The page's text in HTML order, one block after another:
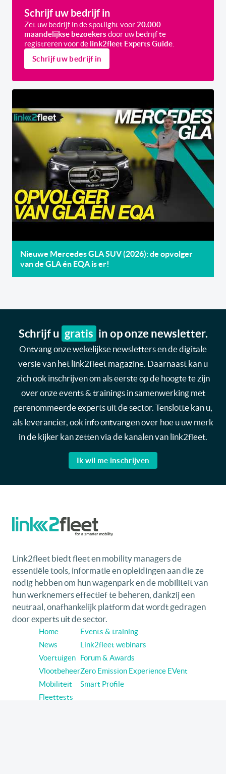
Schrijf uw bedrijf in
Zet uw bedrijf in de spotlight voor20.000
maandelijkse bezoekers door uw bedrijf te
registreren voor de link2fleet Experts Guide.
Schrijf uw bedrijf in
Nieuwe Mercedes GLA SUV (2026): de opvolger
van de GLA én EQA is er!
Schrijf u gratis in op onze newsletter.
Ontvang onze wekelijkse newsletters en de digitale
versie van het link2fleet magazine. Daarnaast kan u
zich ook inschrijven om als eerste op de hoogte te zijn
over onze events & trainings in samenwerking met
gerenommeerde experts uit de sector. Tenslotte kan u,
als leverancier, ook info ontvangen over hoe u uw merk
in de kijker kan zetten via de kanalen van link2fleet.
Ik wil me inschrijven
Link2fleet biedt fleet en mobility managers de
essentiële tools, informatie en opleidingen aan die ze
nodig hebben om hun wagenpark en de mobiliteit van
hun werknemers effectief te beheren, dankzij een
neutraal, onafhankelijk platform dat wordt gedragen
door experts uit de sector.
Home
News
Voertuigen
Vlootbeheer
Mobiliteit
Fleettests
Events & training
Link2fleet webinars
Forum & Awards
Zero Emission Experience EVent
Smart Profile